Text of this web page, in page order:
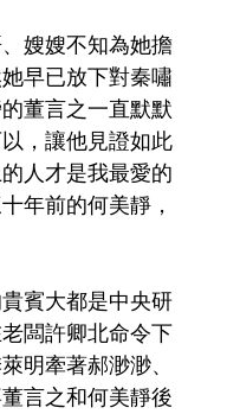
嫂嫂不知為她擔
早已放下對秦嘯
董言之一直默默
，讓他見證如此
人才是我最愛的
年前的何美靜，
賓大都是中央研
闆許卿北命令下
明牽著郝渺渺、
言之和何美靜後